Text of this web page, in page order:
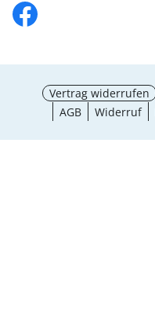
Vertrag widerrufen
AGB
Widerruf